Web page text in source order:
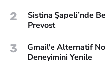
2
Sistina Şapeli’nde
Prevost
3
Gmail'e Alternatif
Deneyimini Yenile